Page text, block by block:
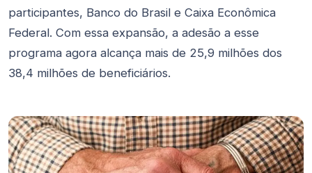
participantes, Banco do Brasil e Caixa Econômica
Federal. Com essa expansão, a adesão a esse
programa agora alcança mais de 25,9 milhões dos
38,4 milhões de beneficiários.